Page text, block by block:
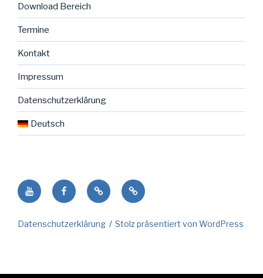
Download Bereich
Termine
Kontakt
Impressum
Datenschutzerklärung
Deutsch
Youtube facebookNENO
Seite
Deutsch
Datenschutzerklärung Stolz präsentiert von WordPress